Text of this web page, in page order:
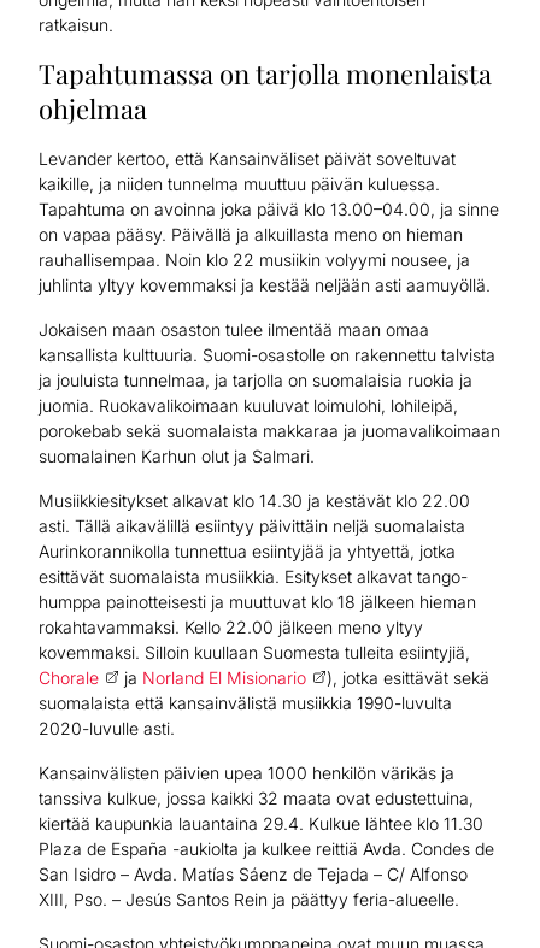
ratkaisun.
Tapahtumassa on tarjolla monenlaista
ohjelmaa
Levander kertoo, että Kansainväliset päivät soveltuvat
kaikille, ja niiden tunnelma muuttuu päivän kuluessa.
Tapahtuma on avoinna joka päivä klo 13.00–04.00, ja sinne
on vapaa pääsy. Päivällä ja alkuillasta meno on hieman
rauhallisempaa. Noin klo 22 musiikin volyymi nousee, ja
juhlinta yltyy kovemmaksi ja kestää neljään asti aamuyöllä.
Jokaisen maan osaston tulee ilmentää maan omaa
kansallista kulttuuria. Suomi-osastolle on rakennettu talvista
ja jouluista tunnelmaa, ja tarjolla on suomalaisia ruokia ja
juomia. Ruokavalikoimaan kuuluvat loimulohi, lohileipä,
porokebab sekä suomalaista makkaraa ja juomavalikoimaan
suomalainen Karhun olut ja Salmari.
Musiikkiesitykset alkavat klo 14.30 ja kestävät klo 22.00
asti. Tällä aikavälillä esiintyy päivittäin neljä suomalaista
Aurinkorannikolla tunnettua esiintyjää ja yhtyettä, jotka
esittävät suomalaista musiikkia. Esitykset alkavat tango-
humppa painotteisesti ja muuttuvat klo 18 jälkeen hieman
rokahtavammaksi. Kello 22.00 jälkeen meno yltyy
kovemmaksi. Silloin kuullaan Suomesta tulleita esiintyjiä,
Chorale
ja Norland El Misionario
), jotka esittävät sekä
suomalaista että kansainvälistä musiikkia 1990-luvulta
2020-luvulle asti.
Kansainvälisten päivien upea 1000 henkilön värikäs ja
tanssiva kulkue, jossa kaikki 32 maata ovat edustettuina,
kiertää kaupunkia lauantaina 29.4. Kulkue lähtee klo 11.30
Plaza de España -aukiolta ja kulkee reittiä Avda. Condes de
San Isidro – Avda. Matías Sáenz de Tejada – C/ Alfonso
XIII, Pso. – Jesús Santos Rein ja päättyy feria-alueelle.
Suomi-osaston yhteistyökumppaneina ovat muun muassa